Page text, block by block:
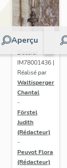
Aperçu
Dossier
IM78001436 |
Réalisé par
Waltisperger
Chantal
-
Förstel
Judith
(Rédacteur)
-
Peuvot Flora
(Rédacteur)